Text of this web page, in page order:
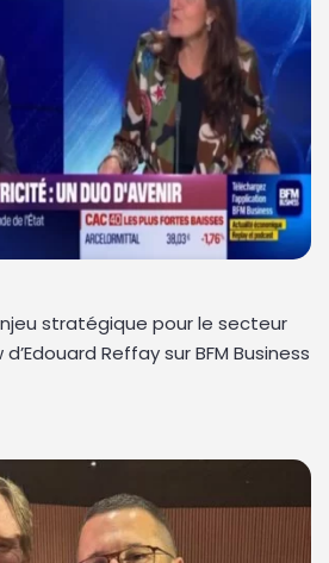
stratégique pour le secteur
Reffay sur BFM Business